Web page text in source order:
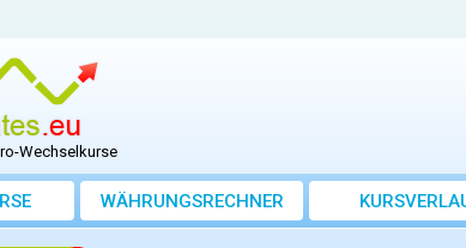
Wechselkurse
WÄHRUNGSRECHNER